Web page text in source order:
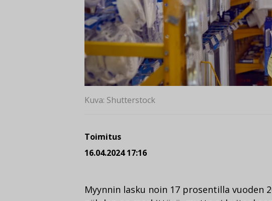
Kuva: Shutterstock
Toimitus
16.04.2024 17:16
Myynnin lasku noin 17 prosentilla vuoden